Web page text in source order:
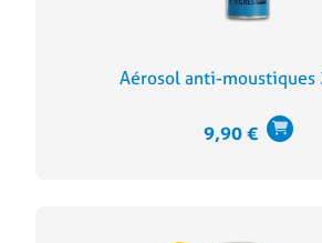
Aérosol anti-moustiques
9,90€